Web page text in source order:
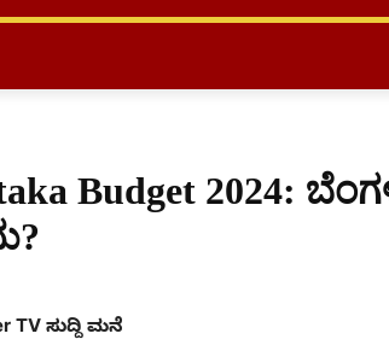
Budget 2024:
TV ಸುದ್ದಿ ಮನೆ